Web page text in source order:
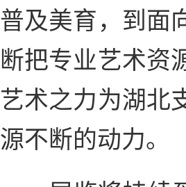
普及美育，到面
断把专业艺术资
艺术之力为湖北
源不断的动力。